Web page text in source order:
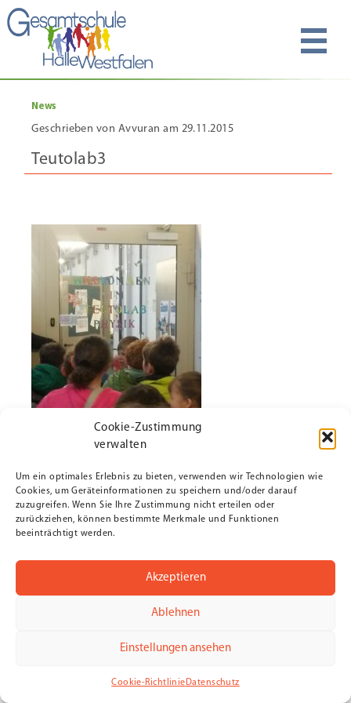
Cookie-Zustimmung
verwalten
Um ein optimales Erlebnis zu bieten, verwenden wir Technologien wie
Cookies, um Geräteinformationen zu speichern und/oder darauf
zuzugreifen. Wenn Sie Ihre Zustimmung nicht erteilen oder
zurückziehen, können bestimmte Merkmale und Funktionen
beeinträchtigt werden.
Akzeptieren
Ablehnen
Einstellungen ansehen
Cookie-Richtlinie Datenschutz
News
Geschrieben von Avvuran am 29.11.2015
Teutolab3